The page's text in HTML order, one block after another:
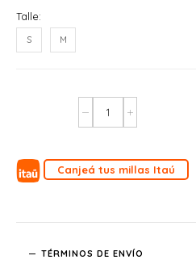
Talle:
S M
Canjeá tus millas Itaú
TÉRMINOS DE ENVÍO